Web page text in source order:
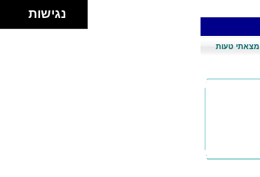
מצאתי טעות
נגישות